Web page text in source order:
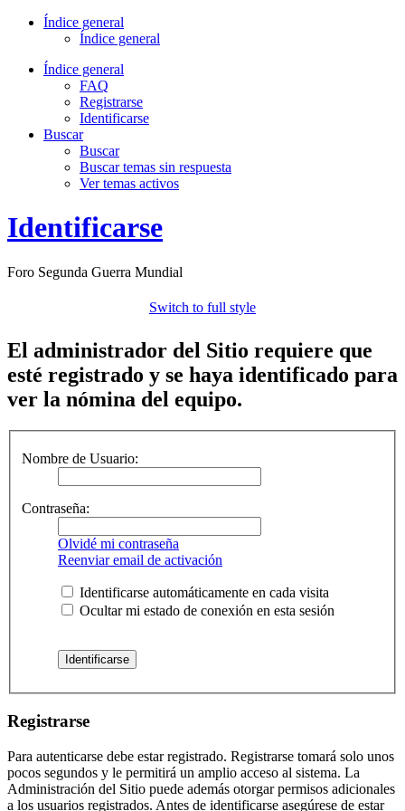
Índice general
Índice general
Índice general
FAQ
Registrarse
Identificarse
Buscar
Buscar
Buscar temas sin respuesta
Ver temas activos
Identificarse
Foro Segunda Guerra Mundial
Switch to full style
El administrador del Sitio requiere que
esté registrado y se haya identificado para
ver la nómina del equipo.
Nombre de Usuario:
Contraseña:
Olvidé mi contraseña
Reenviar email de activación
Identificarse automáticamente en cada visita
Ocultar mi estado de conexión en esta sesión
Registrarse
Para autenticarse debe estar registrado. Registrarse tomará solo unos
pocos segundos y le permitirá un amplio acceso al sistema. La
Administración del Sitio puede además otorgar permisos adicionales
a los usuarios registrados. Antes de identificarse asegúrese de estar